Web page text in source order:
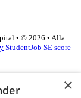
• © 2026 • Alla
StudentJob SE score
×